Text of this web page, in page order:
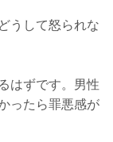
うして怒られな
はずです。男性
ったら罪悪感が